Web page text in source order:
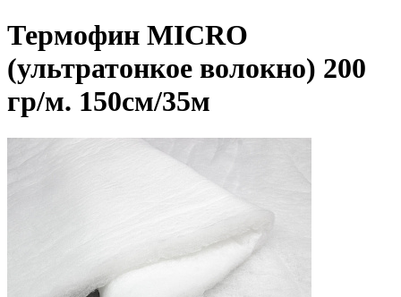
Термофин MICRO
(ультратонкое волокно) 200
гр/м. 150см/35м